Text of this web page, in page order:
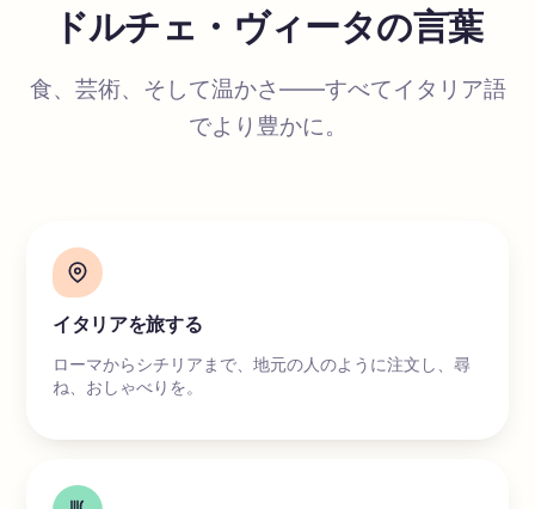
ドルチェ・ヴィータの言葉
食、芸術、そして温かさ――すべてイタリア語
でより豊かに。
イタリアを旅する
ローマからシチリアまで、地元の人のように注文し、尋
ね、おしゃべりを。